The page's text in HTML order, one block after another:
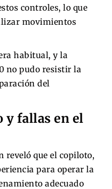
controles, lo que
movimientos
habitual, y la
no pudo resistir la
del
y fallas en el
que el copiloto,
para operar la
adecuado